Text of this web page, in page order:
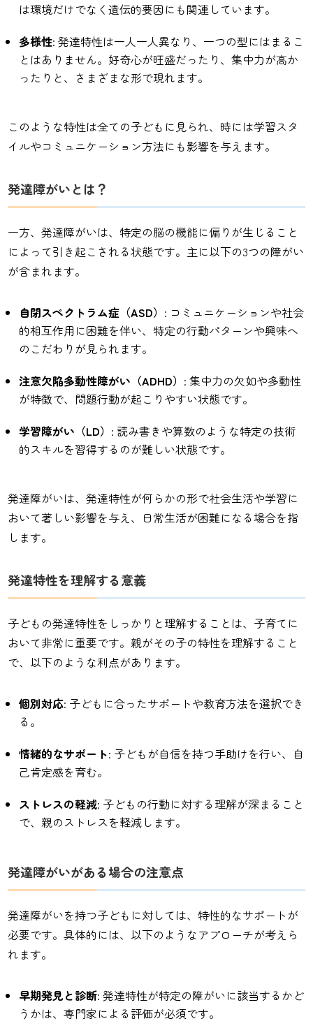
は環境だけでなく遺伝的要因にも関連しています。
多様性: 発達特性は一人一人異なり、一つの型にはまるこ
とはありません。好奇心が旺盛だったり、集中力が高か
ったりと、さまざまな形で現れます。
このような特性は全ての子どもに見られ、時には学習スタ
イルやコミュニケーション方法にも影響を与えます。
発達障がいとは？
一方、発達障がいは、特定の脳の機能に偏りが生じること
によって引き起こされる状態です。主に以下の3つの障がい
が含まれます。
自閉スペクトラム症（ASD） : コミュニケーションや社会
的相互作用に困難を伴い、特定の行動パターンや興味へ
のこだわりが見られます。
注意欠陥多動性障がい（ADHD） : 集中力の欠如や多動性
が特徴で、問題行動が起こりやすい状態です。
学習障がい（LD） : 読み書きや算数のような特定の技術
的スキルを習得するのが難しい状態です。
発達障がいは、発達特性が何らかの形で社会生活や学習に
おいて著しい影響を与え、日常生活が困難になる場合を指
します。
発達特性を理解する意義
子どもの発達特性をしっかりと理解することは、子育てに
おいて非常に重要です。親がその子の特性を理解すること
で、以下のような利点があります。
個別対応: 子どもに合ったサポートや教育方法を選択でき
る。
情緒的なサポート: 子どもが自信を持つ手助けを行い、自
己肯定感を育む。
ストレスの軽減: 子どもの行動に対する理解が深まること
で、親のストレスを軽減します。
発達障がいがある場合の注意点
発達障がいを持つ子どもに対しては、特性的なサポートが
必要です。具体的には、以下のようなアプローチが考えら
れます。
早期発見と診断: 発達特性が特定の障がいに該当するかど
うかは、専門家による評価が必須です。